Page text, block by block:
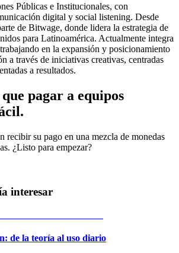
Públicas e Institucionales, con
digital y social listening. Desde
de Bitwage, donde lidera la estrategia de
para Latinoamérica. Actualmente integra
en la expansión y posicionamiento
a través de iniciativas creativas, centradas
a resultados.
pagar a equipos
recibir su pago en una mezcla de monedas
¿Listo para empezar?
interesar
de la teoría al uso diario